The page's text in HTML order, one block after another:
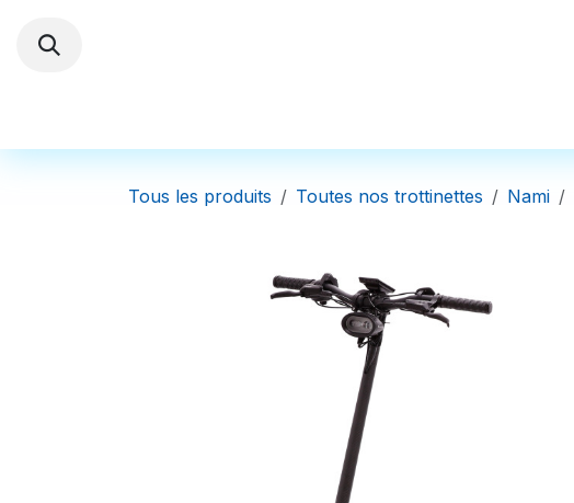
Tous les produits Toutes nos trottinettes Nami